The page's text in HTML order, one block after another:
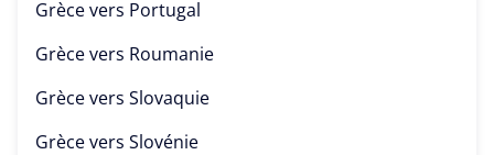
Grèce vers Portugal
Grèce vers Roumanie
Grèce vers Slovaquie
Grèce vers Slovénie